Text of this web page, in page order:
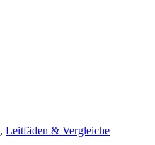
,Leitfäden & Vergleiche